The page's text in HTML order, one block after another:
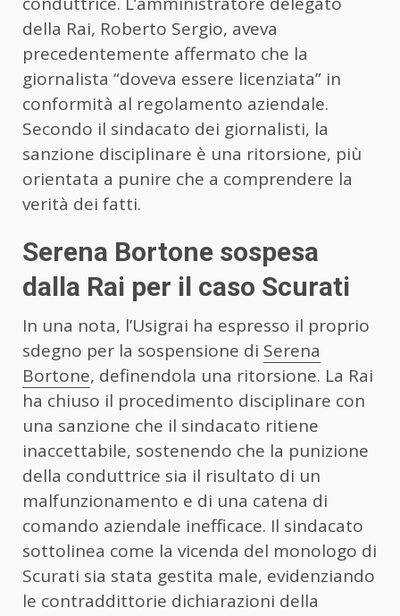
della Rai, Roberto Sergio, aveva
precedentemente affermato che la
giornalista “doveva essere licenziata” in
conformità al regolamento aziendale.
Secondo il sindacato dei giornalisti, la
sanzione disciplinare è una ritorsione, più
orientata a punire che a comprendere la
verità dei fatti.
Serena Bortone sospesa
dalla Rai per il caso Scurati
In una nota, l’Usigrai ha espresso il proprio
sdegno per la sospensione di Serena
Bortone, definendola una ritorsione. La Rai
ha chiuso il procedimento disciplinare con
una sanzione che il sindacato ritiene
inaccettabile, sostenendo che la punizione
della conduttrice sia il risultato di un
malfunzionamento e di una catena di
comando aziendale inefficace. Il sindacato
sottolinea come la vicenda del monologo di
Scurati sia stata gestita male, evidenziando
le contraddittorie dichiarazioni della